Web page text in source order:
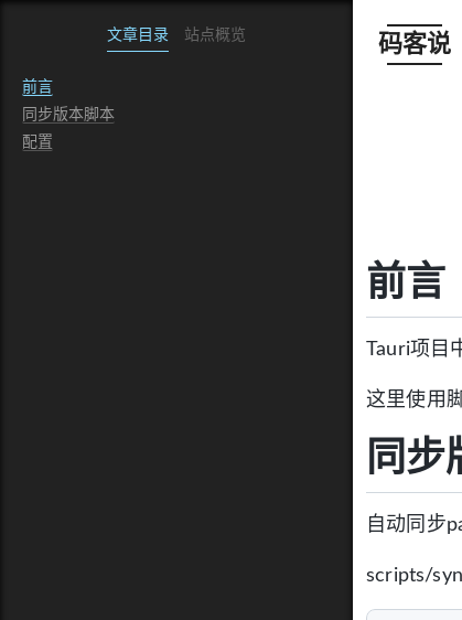
码客说
文章目录 站点概览
前言
同步版本脚本
配置
前言
Tauri项
这里使用
同步
自动同步
scripts/